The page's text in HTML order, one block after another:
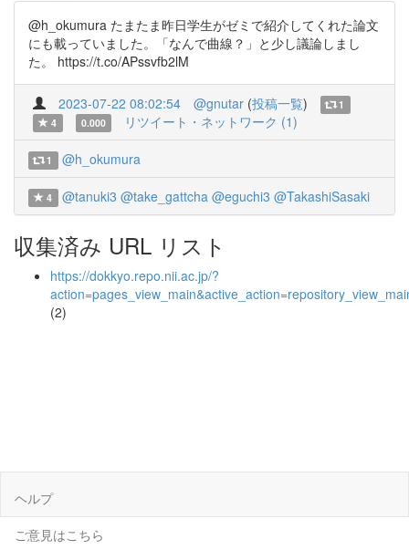
@h_okumura たまたま昨日学生がゼミで紹介してくれた論文
にも載っていました。「なんで曲線？」と少し議論しまし
た。 https://t.co/APssvfb2lM
2023-07-22 08:02:54 @gnutar (投稿一覧)
1
4
0.000 リツイート・ネットワーク (1)
1 @h_okumura
4 @tanuki3 @take_gattcha @eguchi3 @TakashiSasaki
収集済み URL リスト
https://dokkyo.repo.nii.ac.jp/?
(2)
ヘルプ
ご意見はこちら